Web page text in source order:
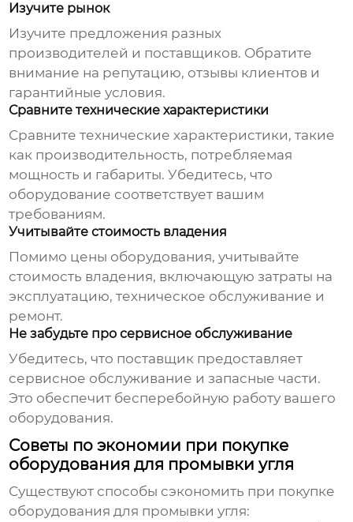
Изучите рынок
Изучите предложения разных
производителей и поставщиков. Обратите
внимание на репутацию, отзывы клиентов и
гарантийные условия.
Сравните технические характеристики
Сравните технические характеристики, такие
как производительность, потребляемая
мощность и габариты. Убедитесь, что
оборудование соответствует вашим
требованиям.
Учитывайте стоимость владения
Помимо цены оборудования, учитывайте
стоимость владения, включающую затраты на
эксплуатацию, техническое обслуживание и
ремонт.
Не забудьте про сервисное обслуживание
Убедитесь, что поставщик предоставляет
сервисное обслуживание и запасные части.
Это обеспечит бесперебойную работу вашего
оборудования.
Советы по экономии при покупке
оборудования для промывки угля
Существуют способы сэкономить при покупке
оборудования для промывки угля: